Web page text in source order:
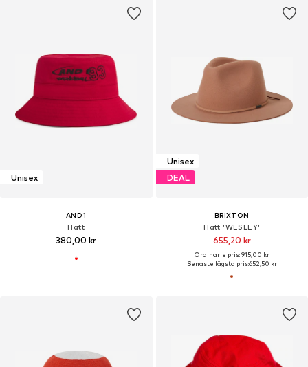
Unisex
AND1
Hatt
380,00 kr
Unisex
DEAL
BRIXTON
Hatt 'WESLEY'
655,20 kr
Ordinarie pris: 915,00 kr
Senaste lägsta pris:652,50 kr